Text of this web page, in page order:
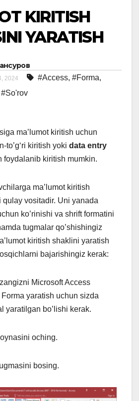
KIRITISH
YARATISH
2024 #Access, #Forma,
#So'rov
ma’lumot kiritish uchun
to’g‘ri kiritish yoki data entry
foydalanib kiritish mumkin.
ma’lumot kiritish
vositadir. Uni yanada
ko’rinishi va shrift formatini
tugmalar qo’shishingiz
kiritish shaklini yaratish
bajarishingiz kerak:
Microsoft Access
yaratish uchun sizda
yaratilgan bo’lishi kerak.
oching.
bosing.